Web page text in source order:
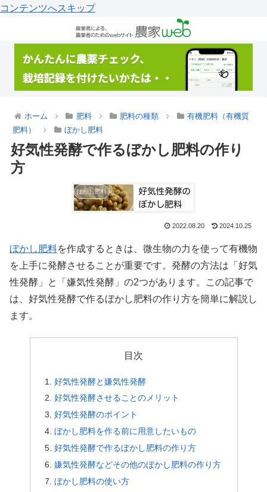
コンテンツへスキップ
ホーム 肥料 肥料の種類
有機肥料（有機質
肥料）
ぼかし肥料
好気性発酵で作るぼかし肥料の作り
方
ぼかし肥料
2022.08.20 2024.10.25
ぼかし肥料を作成するときは、微生物の力を使って有機物
を上手に発酵させることが重要です。発酵の方法は「好気
性発酵」と「嫌気性発酵」の2つがあります。この記事で
は、好気性発酵で作るぼかし肥料の作り方を簡単に解説し
ます。
目次
好気性発酵と嫌気性発酵
好気性発酵させることのメリット
好気性発酵のポイント
ぼかし肥料を作る前に用意したいもの
好気性発酵で作るぼかし肥料の作り方
嫌気性発酵などその他のぼかし肥料の作り方
ぼかし肥料の使い方